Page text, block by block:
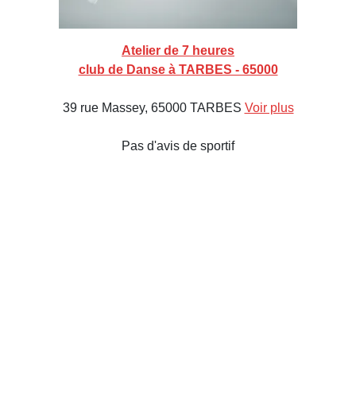
Atelier de 7 heures
club de Danse à TARBES - 65000
39 rue Massey, 65000 TARBES Voir plus
Pas d'avis de sportif